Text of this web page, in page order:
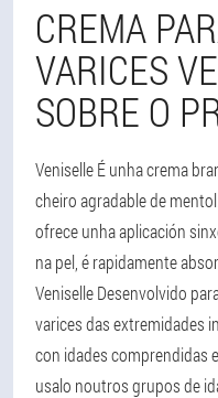
CREMA
VARICES
SOBRE O
Veniselle É unha crema
cheiro agradable de
ofrece unha aplicación
na pel, é rapidamente
Veniselle Desenvolvido
varices das extremidades
con idades comprendidas
usalo noutros grupos de